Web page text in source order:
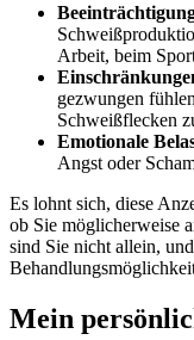
Arbeit, beim​
gezwungen
Schweißflecken
Emotionale
Angst oder
Es⁣ lohnt sich, diese‌
ob Sie möglicherweise​
sind Sie nicht allein,
Mein